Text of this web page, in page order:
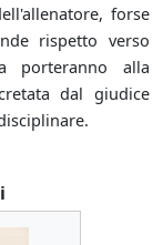
forse
rispetto verso
porteranno alla
dal giudice